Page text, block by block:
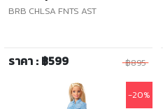
BRB CHLSA FNTS AST
ราคา : ฿599 ฿895
-20%